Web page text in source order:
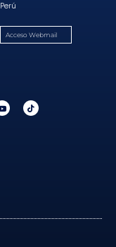
Perú
Acceso Webmail